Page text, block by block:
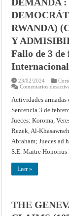
RWANDA)
Y
Fallo de 3 de
23/02/2024
Comentarios
Actividades
Sentencia 3 de
Jueces: Koroma,
Rezek, Al-
Abraham; Jueces ad
S.E. Maitre
Leer »
THE